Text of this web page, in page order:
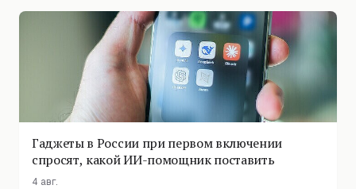
Гаджеты в России при первом включении
спросят, какой ИИ-помощник поставить
4 авг.